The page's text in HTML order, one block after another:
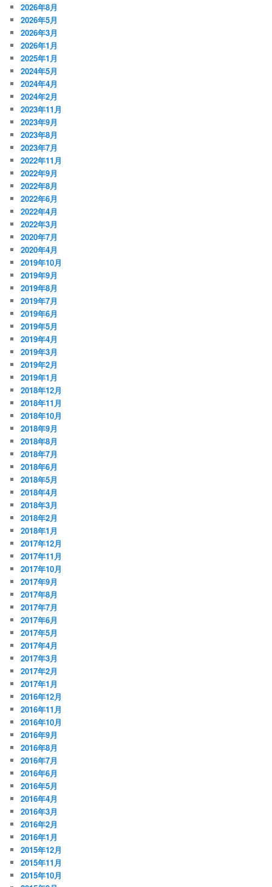
2026年8月
2026年5月
2026年3月
2026年1月
2025年1月
2024年5月
2024年4月
2024年2月
2023年11月
2023年9月
2023年8月
2023年7月
2022年11月
2022年9月
2022年8月
2022年6月
2022年4月
2022年3月
2020年7月
2020年4月
2019年10月
2019年9月
2019年8月
2019年7月
2019年6月
2019年5月
2019年4月
2019年3月
2019年2月
2019年1月
2018年12月
2018年11月
2018年10月
2018年9月
2018年8月
2018年7月
2018年6月
2018年5月
2018年4月
2018年3月
2018年2月
2018年1月
2017年12月
2017年11月
2017年10月
2017年9月
2017年8月
2017年7月
2017年6月
2017年5月
2017年4月
2017年3月
2017年2月
2017年1月
2016年12月
2016年11月
2016年10月
2016年9月
2016年8月
2016年7月
2016年6月
2016年5月
2016年4月
2016年3月
2016年2月
2016年1月
2015年12月
2015年11月
2015年10月